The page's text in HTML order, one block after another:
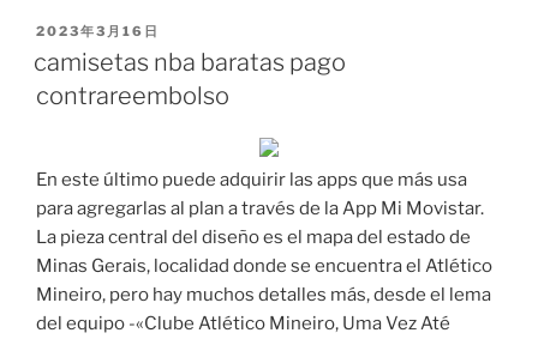
PUBLICADO
2023年3月16日
camisetas nba baratas pago
contrareembolso
En este último puede adquirir las apps que más usa
para agregarlas al plan a través de la App Mi Movistar.
La pieza central del diseño es el mapa del estado de
Minas Gerais, localidad donde se encuentra el Atlético
Mineiro, pero hay muchos detalles más, desde el lema
del equipo -«Clube Atlético Mineiro, Uma Vez Até